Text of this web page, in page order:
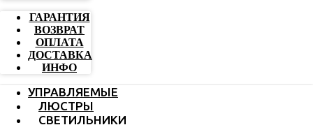
ГАРАНТИЯ
ВОЗВРАТ
ОПЛАТА
ДОСТАВКА
ИНФО
УПРАВЛЯЕМЫЕ
ЛЮСТРЫ
СВЕТИЛЬНИКИ